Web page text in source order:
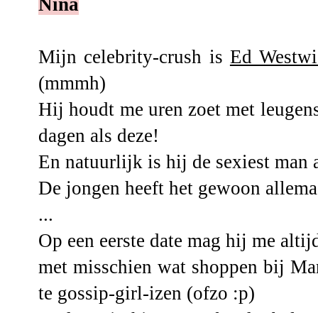
Mijn celebrity-crush is Ed
(mmmh)
Hij houdt me uren zoet met
dagen als deze!
En natuurlijk is hij de sexiest man
De jongen heeft het gewoon
...
Op een eerste date mag hij me
met misschien wat shoppen bij
te gossip-girl-izen (ofzo :p)